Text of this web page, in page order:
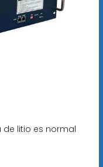
litio es normal